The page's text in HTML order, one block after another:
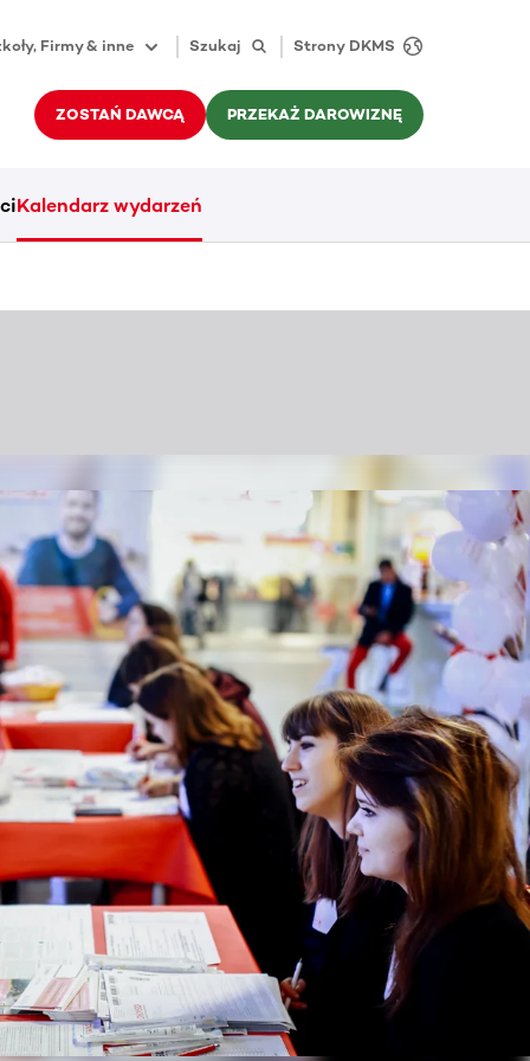
Firmy & inne Szukaj Strony DKMS
ZOSTAŃ DAWCĄ PRZEKAŻ DAROWIZNĘ
Kalendarz wydarzeń